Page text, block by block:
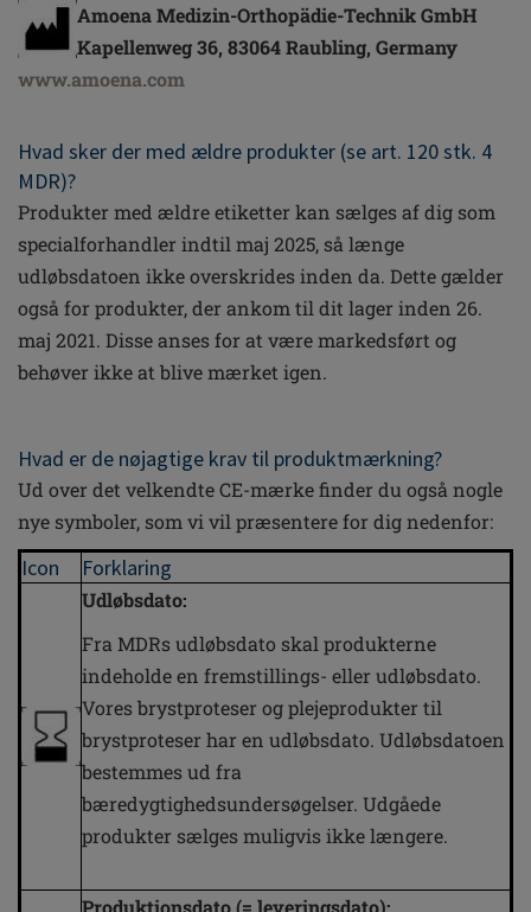
Amoena Medizin-Orthopädie-Technik GmbH
Kapellenweg 36, 83064 Raubling, Germany
www.amoena.com
Hvad sker der med ældre produkter (se art. 120 stk. 4
MDR)?
Produkter med ældre etiketter kan sælges af dig som
specialforhandler indtil maj 2025, så længe
udløbsdatoen ikke overskrides inden da. Dette gælder
også for produkter, der ankom til dit lager inden 26.
maj 2021. Disse anses for at være markedsført og
behøver ikke at blive mærket igen.
Hvad er de nøjagtige krav til produktmærkning?
Ud over det velkendte CE-mærke finder du også nogle
nye symboler, som vi vil præsentere for dig nedenfor:
Icon Forklaring
Udløbsdato:
Fra MDRs udløbsdato skal produkterne
indeholde en fremstillings- eller udløbsdato.
Vores brystproteser og plejeprodukter til
brystproteser har en udløbsdato. Udløbsdatoen
bestemmes ud fra
bæredygtighedsundersøgelser. Udgåede
produkter sælges muligvis ikke længere.
Produktionsdato (= leveringsdato):